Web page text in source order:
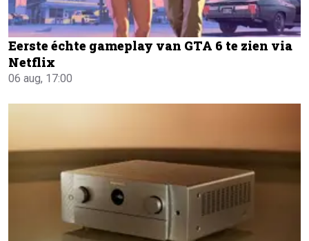
Eerste échte gameplay van GTA 6 te zien via
Netflix
06 aug, 17:00